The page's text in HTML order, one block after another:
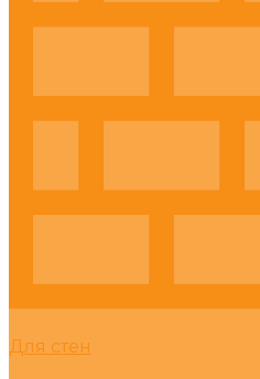
Для стен